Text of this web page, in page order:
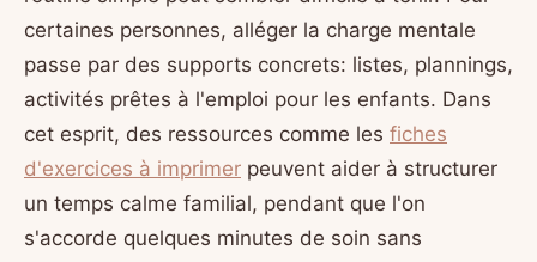
certaines personnes, alléger la charge mentale
passe par des supports concrets: listes, plannings,
activités prêtes à l'emploi pour les enfants. Dans
cet esprit, des ressources comme les fiches
d'exercices à imprimer peuvent aider à structurer
un temps calme familial, pendant que l'on
s'accorde quelques minutes de soin sans